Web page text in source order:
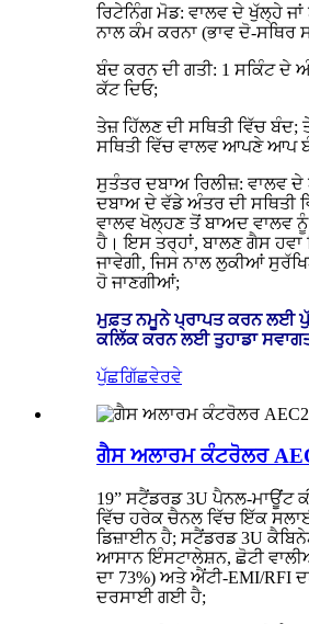
ਰਿਟੇਨਿੰਗ ਮੋਡ: ਵਾਲਵ ਦੇ ਖੁੱਲ੍ਹੇ
ਨਾਲ ਕੰਮ ਕਰਨਾ (ਭਾਵ ਦੋ-ਸਥਿਰ
ਬੰਦ ਕਰਨ ਦੀ ਗਤੀ: 1 ਸਕਿੰਟ ਦੇ
ਕੱਟ ਦਿਓ;
ਤੇਜ਼ ਹਿੱਲਣ ਦੀ ਸਥਿਤੀ ਵਿੱਚ ਬੰਦ;
ਸਥਿਤੀ ਵਿੱਚ ਵਾਲਵ ਆਪਣੇ ਆਪ
ਸੁਤੰਤਰ ਦਬਾਅ ਰਿਲੀਜ਼: ਵਾਲਵ
ਦਬਾਅ ਦੇ ਵੱਡੇ ਅੰਤਰ ਦੀ ਸਥਿਤੀ
ਵਾਲਵ ਖੋਲ੍ਹਣ ਤੋਂ ਬਾਅਦ ਵਾਲਵ
ਹੈ। ਇਸ ਤਰ੍ਹਾਂ, ਬਾਲਣ ਗੈਸ ਹਵਾ
ਜਾਵੇਗੀ, ਜਿਸ ਨਾਲ ਲੁਕੀਆਂ
ਹੋ ਜਾਣਗੀਆਂ;
ਮੁਫ਼ਤ ਨਮੂਨੇ ਪ੍ਰਾਪਤ ਕਰਨ ਲਈ
ਕਲਿੱਕ ਕਰਨ ਲਈ ਤੁਹਾਡਾ
ਪੁੱਛਗਿੱਛਵੇਰਵੇ
ਗੈਸ ਅਲਾਰਮ ਕੰਟਰੋਲਰ
19” ਸਟੈਂਡਰਡ 3U ਪੈਨਲ-ਮਾਊਂਟ
ਵਿੱਚ ਹਰੇਕ ਚੈਨਲ ਵਿੱਚ ਇੱਕ
ਡਿਜ਼ਾਈਨ ਹੈ; ਸਟੈਂਡਰਡ 3U
ਆਸਾਨ ਇੰਸਟਾਲੇਸ਼ਨ, ਛੋਟੀ
ਦਾ 73%) ਅਤੇ ਐਂਟੀ-EMI/RFI
ਦਰਸਾਈ ਗਈ ਹੈ;